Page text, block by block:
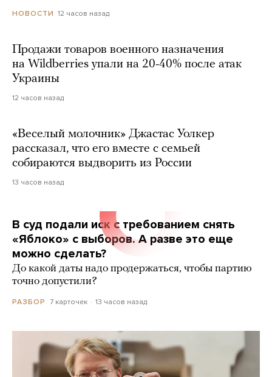
НОВОСТИ 12 часов назад
Продажи товаров военного назначения
на Wildberries упали на 20-40% после атак
Украины
12 часов назад
«Веселый молочник» Джастас Уолкер
рассказал, что его вместе с семьей
собираются выдворить из России
13 часов назад
В суд подали иск с требованием снять
«Яблоко» с выборов. А разве это еще
можно сделать?
До какой даты надо продержаться, чтобы партию
точно допустили?
РАЗБОР 7 карточек 13 часов назад